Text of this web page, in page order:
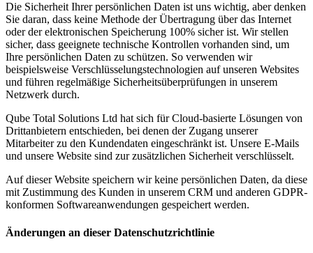
Die Sicherheit Ihrer persönlichen Daten ist uns wichtig, aber denken
Sie daran, dass keine Methode der Übertragung über das Internet
oder der elektronischen Speicherung 100% sicher ist. Wir stellen
sicher, dass geeignete technische Kontrollen vorhanden sind, um
Ihre persönlichen Daten zu schützen. So verwenden wir
beispielsweise Verschlüsselungstechnologien auf unseren Websites
und führen regelmäßige Sicherheitsüberprüfungen in unserem
Netzwerk durch.
Qube Total Solutions Ltd hat sich für Cloud-basierte Lösungen von
Drittanbietern entschieden, bei denen der Zugang unserer
Mitarbeiter zu den Kundendaten eingeschränkt ist. Unsere E-Mails
und unsere Website sind zur zusätzlichen Sicherheit verschlüsselt.
Auf dieser Website speichern wir keine persönlichen Daten, da diese
mit Zustimmung des Kunden in unserem CRM und anderen GDPR-
konformen Softwareanwendungen gespeichert werden.
Änderungen an dieser Datenschutzrichtlinie